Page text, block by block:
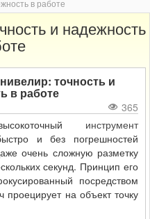
в работе
и надежность
точность и
в работе
365
инструмент
и без погрешностей
очень сложную разметку
секунд. Принцип его
посредством
на объект точку